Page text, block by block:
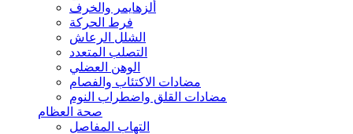
ألزهايمر والخرف
فرط الحركة
الشلل الرعاش
التصلب المتعدد
الوهن العضلي
مضادات الاكتئاب والفصام
مضادات القلق واضطراب النوم
صحة العظام
التهاب المفاصل